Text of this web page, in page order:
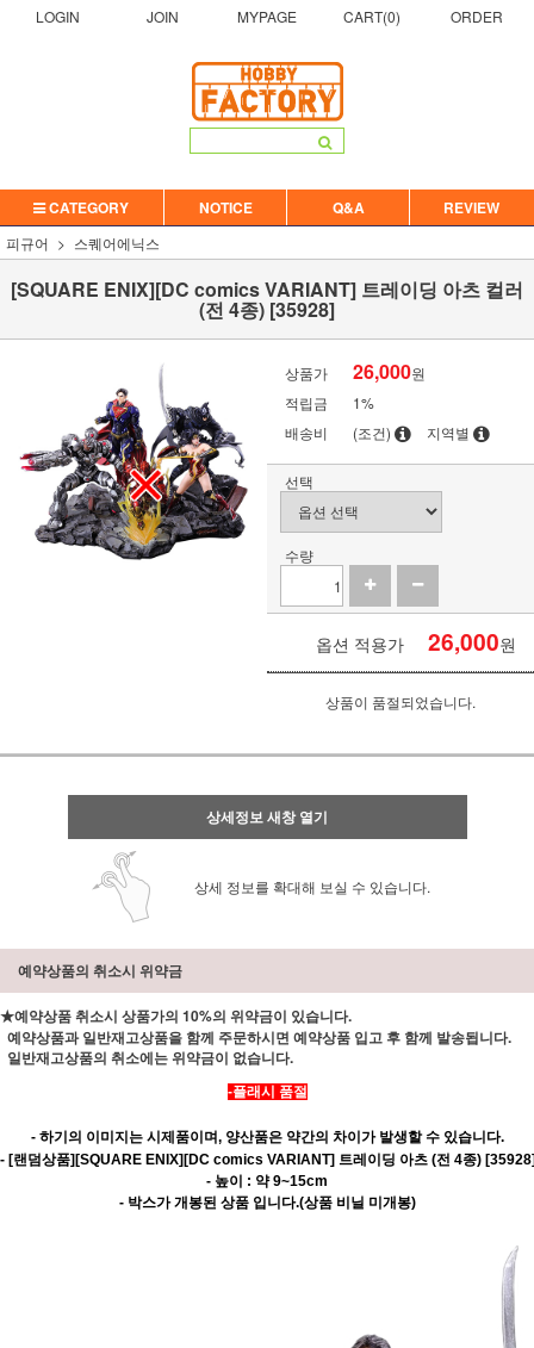
LOGIN JOIN MYPAGE CART(0) ORDER
CATEGORY NOTICE Q&A REVIEW
피규어 스퀘어에닉스
[SQUARE ENIX][DC comics VARIANT] 트레이딩 아츠 컬러
(전 4종) [35928]
상품가 26,000원
적립금
1%
배송비
(조건) 지역별
선택
수량
옵션 적용가 26,000원
상품이 품절되었습니다.
상세정보 새창 열기
상세 정보를 확대해 보실 수 있습니다.
예약상품의 취소시 위약금
★예약상품 취소시 상품가의 10%의 위약금이 있습니다.
예약상품과 일반재고상품을 함께 주문하시면 예약상품 입고 후 함께 발송됩니다.
일반재고상품의 취소에는 위약금이 없습니다.
-플래시 품절
- 하기의 이미지는 시제품이며, 양산품은 약간의 차이가 발생할 수 있습니다.
- [랜덤상품][SQUARE ENIX][DC comics VARIANT] 트레이딩 아츠 (전 4종)
- 높이 : 약 9~15cm
- 박스가 개봉된 상품 입니다.(상품 비닐 미개봉)